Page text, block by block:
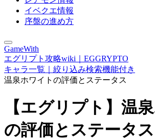
イベクエ情報
序盤の進め方
GameWith
エグリプト攻略wiki｜EGGRYPTO
キャラ一覧｜絞り込み検索機能付き
温泉ホワイトの評価とステータス
【エグリプト】温
の評価とステータス